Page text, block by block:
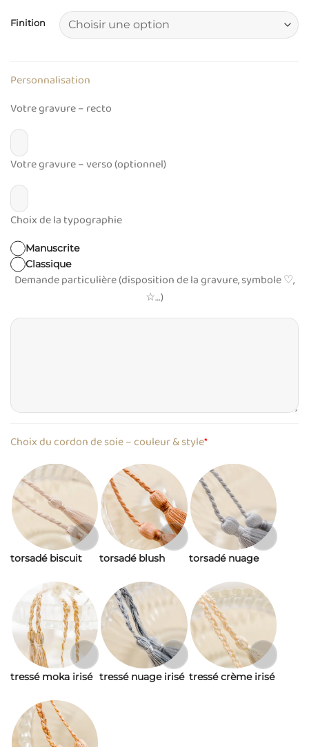
Finition
Personnalisation
Votre gravure – recto
Votre gravure – verso (optionnel)
Choix de la typographie
Manuscrite
Classique
Demande particulière (disposition de la gravure, symbole ♡,
☆…)
*
Choix du cordon de soie – couleur & style
torsadé biscuit torsadé blush torsadé nuage
tressé moka irisé tressé nuage irisé tressé crème irisé